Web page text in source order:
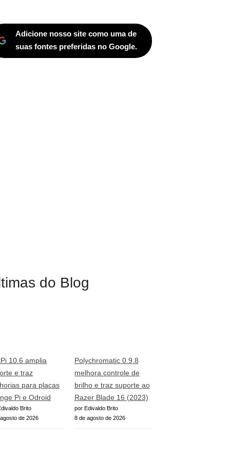
Adicione nosso site como uma de
suas fontes preferidas no Google.
do Blog
10.6 amplia
e traz
para placas
Pi e Odroid
Brito
de 2026
Polychromatic 0.9.8
melhora controle de
brilho e traz suporte ao
Razer Blade 16 (2023)
por Edivaldo Brito
8 de agosto de 2026